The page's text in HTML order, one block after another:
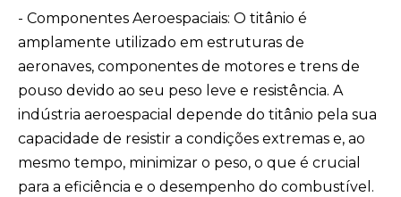
- Componentes Aeroespaciais: O titânio é
amplamente utilizado em estruturas de
aeronaves, componentes de motores e trens de
pouso devido ao seu peso leve e resistência. A
indústria aeroespacial depende do titânio pela sua
capacidade de resistir a condições extremas e, ao
mesmo tempo, minimizar o peso, o que é crucial
para a eficiência e o desempenho do combustível.